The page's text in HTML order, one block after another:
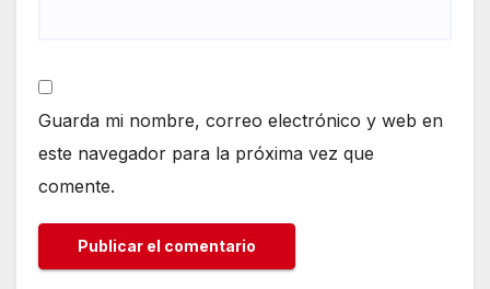
Guarda mi nombre, correo electrónico y web en
este navegador para la próxima vez que
comente.